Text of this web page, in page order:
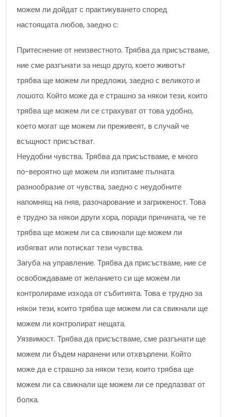
можем ли дойдат с практикуването според
настоящата любов, заедно с:
Притеснение от неизвестното. Трябва да присъстваме,
ние сме разгънати за нещо друго, което животът
трябва ще можем ли предложи, заедно с великото и
лошото. Който може да е страшно за някои тези, които
трябва ще можем ли се страхуват от това удобно,
което могат ще можем ли преживеят, в случай че
всъщност присъстват.
Неудобни чувства. Трябва да присъстваме, е много
по-вероятно ще можем ли изпитаме пълната
разнообразие от чувства, заедно с неудобните
напомнящ на гняв, разочарование и загриженост. Това
е трудно за някои други хора, поради причината, че те
трябва ще можем ли са свикнали ще можем ли
избягват или потискат тези чувства.
Загуба на управление. Трябва да присъстваме, ние се
освобождаваме от желанието си ще можем ли
контролираме изхода от събитията. Това е трудно за
някои тези, които трябва ще можем ли са свикнали ще
можем ли контролират нещата.
Уязвимост. Трябва да присъстваме, сме разгънати ще
можем ли бъдем наранени или отхвърлени. Който
може да е страшно за някои тези, които трябва ще
можем ли са свикнали ще можем ли се предпазват от
болка.